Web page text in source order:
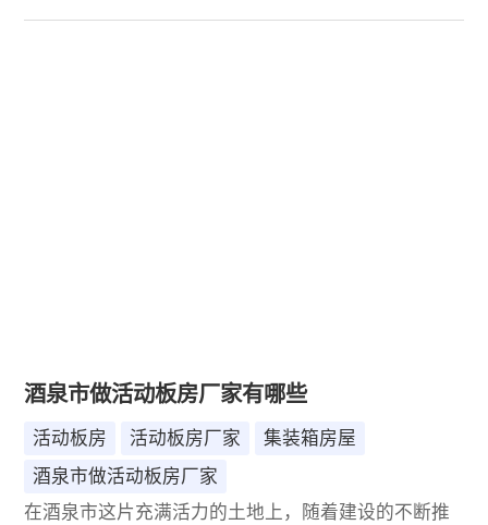
酒泉市做活动板房厂家有哪些
活动板房 活动板房厂家
集装箱房屋
酒泉市做活动板房厂家
在酒泉市这片充满活力的土地上，随着建设的不断推